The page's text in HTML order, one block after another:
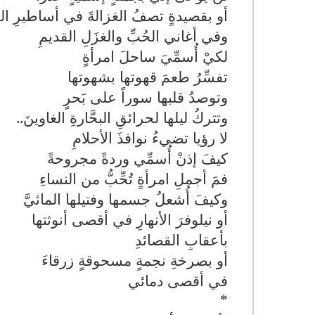
أو بقصيدةٍ تصفُ الغزالةَ في أساطيرِ
وفي أغاني الحُبِّ والغزَلِ القديمِ
لكيْ أُسمِّيَ ساحلَ امرأةٍ
تفسِّرُ طعمَ قهوتها بشهوتها
وتوصدُ قلبها سوراً على بَحرٍ
وتتركُ ليلها لحرائقِ البحَّارةِ الغاوينَ..
لا رؤيا تضيءُ نوافذَ الأحلامِ
كيفَ إذنْ أُسمِّي وردةً مجروحةً
فمَ أجملِ امرأةٍ تُحِّبُّ من النساءِ
وكيفَ أُشعلُ جسمها وفتيلها المائيَّ
أو نيلوفرَ الأنهارِ في أقصى أنوثتها
بأعقابِ القصائدِ
أو بصرخةِ نجمةٍ مسحوقةٍ زرقاءَ
في أقصى دمائي
*